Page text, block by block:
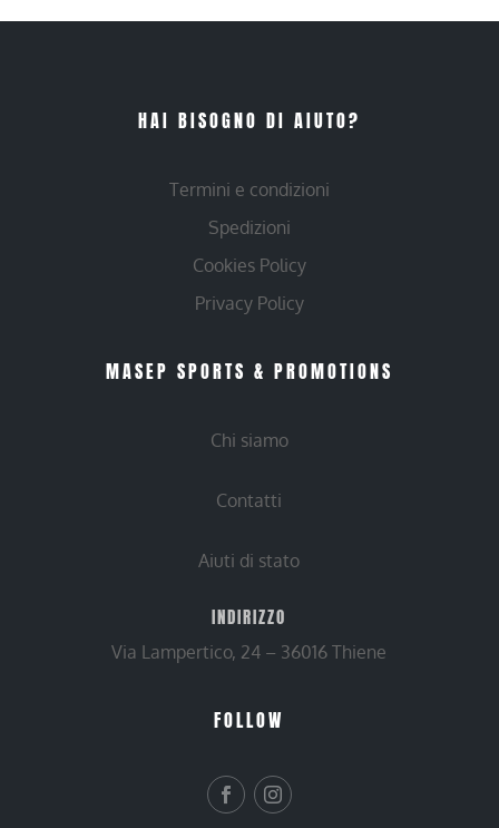
HAI BISOGNO DI AIUTO?
Termini e condizioni
Spedizioni
Cookies Policy
Privacy Policy
MASEP SPORTS & PROMOTIONS
Chi siamo
Contatti
Aiuti di stato
INDIRIZZO
Via Lampertico, 24 – 36016 Thiene
FOLLOW